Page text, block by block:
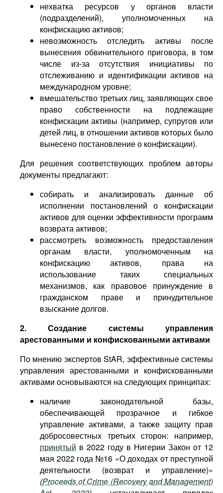
нехватка ресурсов у органов власти
(подразделений), уполномоченных на
конфискацию активов;
невозможность отследить активы после
вынесения обвинительного приговора, в том
числе из-за отсутствия инициативы по
отслеживанию и идентификации активов на
международном уровне;
вмешательство третьих лиц, заявляющих свое
право собственности на подлежащие
конфискации активы (например, супругов или
детей лиц, в отношении активов которых было
вынесено постановление о конфискации).
Для решения соответствующих проблем авторы
документы предлагают:
собирать и анализировать данные об
исполнении постановлений о конфискации
активов для оценки эффективности программ
возврата активов;
рассмотреть возможность предоставления
органам власти, уполномоченным на
конфискацию активов, права на
использование таких специальных
механизмов, как правовое принуждение в
гражданском праве и принудительное
взыскание долгов.
2. Создание системы управления
арестованными и конфискованными активами
По мнению экспертов StAR, эффективные системы
управления арестованными и конфискованными
активами основываются на следующих принципах:
наличие законодательной базы,
обеспечивающей прозрачное и гибкое
управление активами, а также защиту прав
добросовестных третьих сторон: например,
принятый в 2022 году в Нигерии Закон от 12
мая 2022 года №16 «О доходах от преступной
деятельности (возврат и управление)»
(Proceeds of Crime (Recovery and Management)